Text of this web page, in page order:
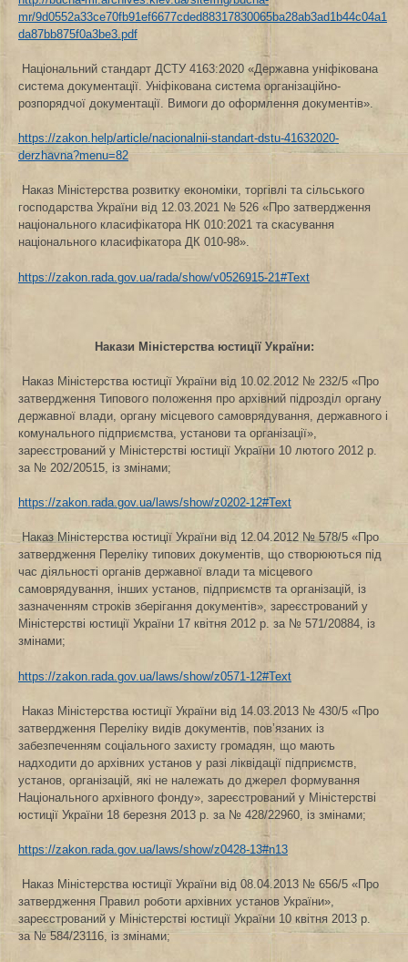
mr/9d0552a33ce70fb91ef6677cded88317830065ba28ab3ad1b44c04a1
da87bb875f0a3be3.pdf
Національний стандарт ДСТУ 4163:2020 «Державна уніфікована
система документації. Уніфікована система організаційно-
розпорядчої документації. Вимоги до оформлення документів».
https://zakon.help/article/nacionalnii-standart-dstu-41632020-
derzhavna?menu=82
Наказ Міністерства розвитку економіки, торгівлі та сільського
господарства України від 12.03.2021 № 526 «Про затвердження
національного класифікатора НК 010:2021 та скасування
національного класифікатора ДК 010-98».
https://zakon.rada.gov.ua/rada/show/v0526915-21#Text
Накази Міністерства юстиції України:
Наказ Міністерства юстиції України від 10.02.2012 № 232/5 «Про
затвердження Типового положення про архівний підрозділ органу
державної влади, органу місцевого самоврядування, державного і
комунального підприємства, установи та організації»,
зареєстрований у Міністерстві юстиції України 10 лютого 2012 р.
за № 202/20515, із змінами;
https://zakon.rada.gov.ua/laws/show/z0202-12#Text
Наказ Міністерства юстиції України від 12.04.2012 № 578/5 «Про
затвердження Переліку типових документів, що створюються під
час діяльності органів державної влади та місцевого
самоврядування, інших установ, підприємств та організацій, із
зазначенням строків зберігання документів», зареєстрований у
Міністерстві юстиції України 17 квітня 2012 р. за № 571/20884, із
змінами;
https://zakon.rada.gov.ua/laws/show/z0571-12#Text
Наказ Міністерства юстиції України від 14.03.2013 № 430/5 «Про
затвердження Переліку видів документів, пов’язаних із
забезпеченням соціального захисту громадян, що мають
надходити до архівних установ у разі ліквідації підприємств,
установ, організацій, які не належать до джерел формування
Національного архівного фонду», зареєстрований у Міністерстві
юстиції України 18 березня 2013 р. за № 428/22960, із змінами;
https://zakon.rada.gov.ua/laws/show/z0428-13#n13
Наказ Міністерства юстиції України від 08.04.2013 № 656/5 «Про
затвердження Правил роботи архівних установ України»,
зареєстрований у Міністерстві юстиції України 10 квітня 2013 р.
за № 584/23116, із змінами;